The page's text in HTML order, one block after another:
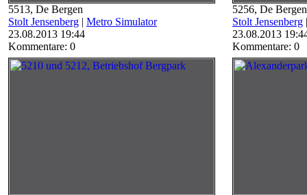
5513, De Bergen
Stolt Jensenberg | Metro Simulator
23.08.2013 19:44
Kommentare: 0
5256, De Bergen
Stolt Jensenberg
23.08.2013
Kommentare: 0